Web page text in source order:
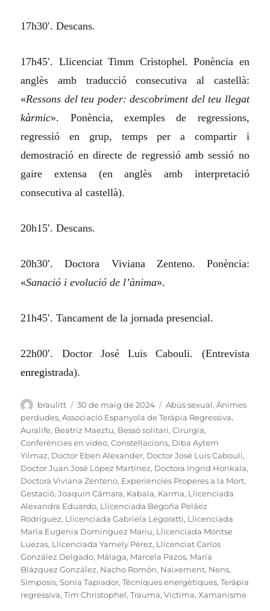
17h30′. Descans.
17h45′. Llicenciat Timm Cristophel. Ponència en
anglès amb traducció consecutiva al castellà:
«Ressons del teu poder: descobriment del teu llegat
kàrmic». Ponència, exemples de regressions,
regressió en grup, temps per a compartir i
demostració en directe de regressió amb sessió no
gaire extensa (en anglès amb interpretació
consecutiva al castellà).
20h15′. Descans.
20h30′. Doctora Viviana Zenteno. Ponència:
«Sanació i evolució de l’ànima».
21h45′. Tancament de la jornada presencial.
22h00′. Doctor José Luis Cabouli. (Entrevista
enregistrada).
Autor
braulitt
Publicat
el
30 de maig de 2024 Categories
Abús sexual,Ànimes
perdudes,Associació Espanyola de Teràpia Regressiva,
Auralife, Beatriz Maeztu, Bessó solitari,Cirurgia,
Conferències en video,Constel·lacions, Diba Aytem
Yilmaz, Doctor Eben Alexander, Doctor José Luis Cabouli,
Doctor Juan José López Martínez, Doctora Ingrid Honkala,
Doctora Viviana Zenteno, Experiencies Properes a la Mort,
Gestació,Joaquín Cámara, Kabala, Karma, Llicenciada
Alexandra Eduardo, Llicenciada Begoña Peláez
Rodríguez, Llicenciada Gabriela Legoratti, Llicenciada
María Eugenia Domínguez Mariu, Llicenciada Montse
Luezas, Llicenciada Yamely Pérez, Llicenciat Carlos
González Delgado, Málaga, Marcela Pazos, María
Blázquez González, Nacho Romón, Naixement, Nens,
Simposis,Sonia Tapiador,Tècniques energètiques,Teràpia
regressiva,Tim Christophel,Trauma,Víctima,Xamanisme